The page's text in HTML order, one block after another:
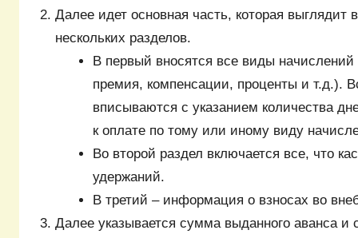
Далее идет основная часть, которая выглядит
нескольких разделов.
В первый вносятся все виды начислений
премия, компенсации, проценты и т.д.).
вписываются с указанием количества
к оплате по тому или иному виду
Во второй раздел включается все, что
удержаний.
В третий – информация о взносах во
Далее указывается сумма выданного аванса и